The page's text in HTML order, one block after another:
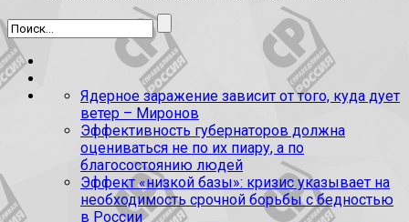
Ядерное заражение зависит от того, куда дует
ветер – Миронов
Эффективность губернаторов должна
оцениваться не по их пиару, а по
благосостоянию людей
Эффект «низкой базы»: кризис указывает на
необходимость срочной борьбы с бедностью
в России